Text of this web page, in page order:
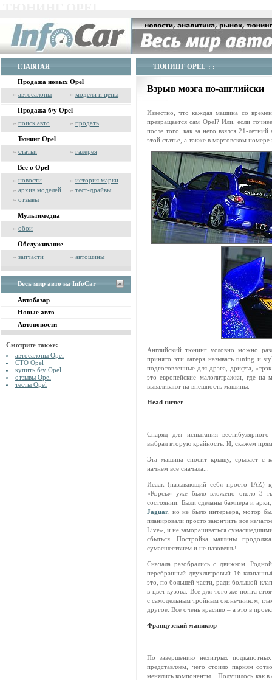
ГЛАВНАЯ
Продажа новых Opel
» автосалоны » модели и цены
Продажа б/у Opel
» поиск авто » продать
Тюнинг Opel
» статьи » галерея
Все о Opel
» новости » история марки
» архив моделей » тест-драйвы
» отзывы
Мультимедиа
» обои
Обслуживание
» запчасти » автошины
Весь мир авто на InfoCar
Автобазар
Новые авто
Автоновости
Смотрите также:
автосалоны Opel
СТО Opel
купить б/у Opel
отзывы Opel
тесты Opel
ТЮНИНГ OPEL: :
Взрыв мозга по-английски
Известно, что каждая машина со
превращается сам Opel? Или, если
после того, как за него взялся 21-
этой статье, а также в мартовском
Английский тюнинг условно можно
принято эти лагеря называть tuning и
подготовленные для дрэга, дрифта,
это европейские малолитражки, где
вываливают на внешность машины.
Head turner
Снаряд для испытания
выбрал вторую крайность. И, скажем
Эта машина сносит крышу, срывает с
начнем все сначала...
Исаак (называющий себя просто IAZ)
«Корсы» уже было вложено около 3
состоянии. Были сделаны бампера и
Jaguar , но не было интерьера, мотор
планировали просто закончить все
Live», и не заморачиваться
сбыться. Постройка машины
сумасшествием и не назовешь!
Сначала разобрались с движком.
перебранный двухлитровый 16-
это, по большей части, ради большой
в цвет кузова. Все для того же понта
с самодельным тройным оконечником,
другое. Все очень красиво – а это в
Французский маникюр
По завершению нехитрых
представляем, чего стоило парням
менялись компоненты... Получилось как